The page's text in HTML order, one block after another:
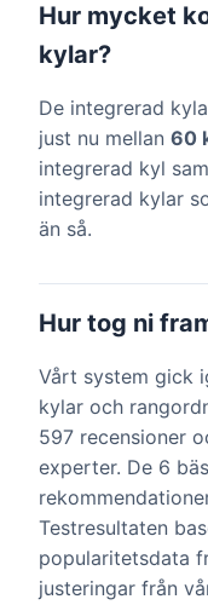
Hur mycket
kylar?
De integrerad
just nu mellan 60
integrerad kyl
integrerad kylar
än så.
Hur tog ni
Vårt system gick
kylar och
597 recensioner
experter. De 6
Testresultaten
popularitetsdata
justeringar från